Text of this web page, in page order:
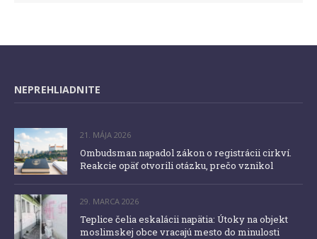
NEPREHLIADNITE
21. MÁJA 2026
Ombudsman napadol zákon o registrácii cirkví.
Reakcie opäť otvorili otázku, prečo vznikol
29. MARCA 2026
Teplice čelia eskalácii napätia: Útoky na objekt
moslimskej obce vracajú mesto do minulosti